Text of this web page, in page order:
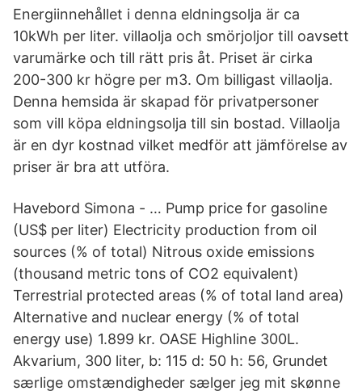
Energiinnehållet i denna eldningsolja är ca
10kWh per liter. villaolja och smörjoljor till oavsett
varumärke och till rätt pris åt. Priset är cirka
200-300 kr högre per m3. Om billigast villaolja.
Denna hemsida är skapad för privatpersoner
som vill köpa eldningsolja till sin bostad. Villaolja
är en dyr kostnad vilket medför att jämförelse av
priser är bra att utföra.
Havebord Simona - … Pump price for gasoline
(US$ per liter) Electricity production from oil
sources (% of total) Nitrous oxide emissions
(thousand metric tons of CO2 equivalent)
Terrestrial protected areas (% of total land area)
Alternative and nuclear energy (% of total
energy use) 1.899 kr. OASE Highline 300L.
Akvarium, 300 liter, b: 115 d: 50 h: 56, Grundet
særlige omstændigheder sælger jeg mit skønne